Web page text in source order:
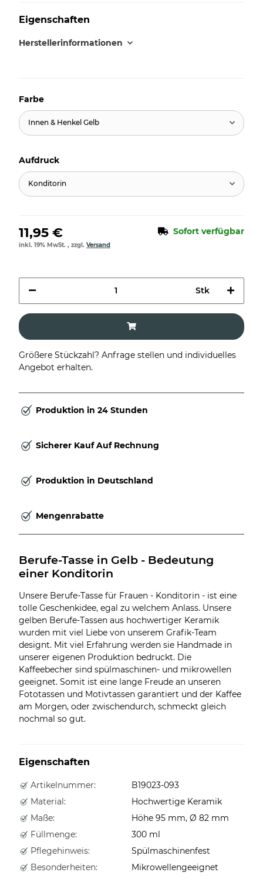
Eigenschaften
Herstellerinformationen
Farbe
Innen & Henkel Gelb
Aufdruck
Konditorin
11,95 € Sofort verfügbar
inkl. 19% MwSt. , zzgl. Versand
Stk
Größere Stückzahl? Anfrage stellen und individuelles
Angebot erhalten.
Produktion in 24 Stunden
Sicherer Kauf Auf Rechnung
Produktion in Deutschland
Mengenrabatte
Berufe-Tasse in Gelb - Bedeutung
einer Konditorin
Unsere Berufe-Tasse für Frauen - Konditorin - ist eine
tolle Geschenkidee, egal zu welchem Anlass. Unsere
gelben Berufe-Tassen aus hochwertiger Keramik
wurden mit viel Liebe von unserem Grafik-Team
designt. Mit viel Erfahrung werden sie Handmade in
unserer eigenen Produktion bedruckt. Die
Kaffeebecher sind spülmaschinen- und mikrowellen
geeignet. Somit ist eine lange Freude an unseren
Fototassen und Motivtassen garantiert und der Kaffee
am Morgen, oder zwischendurch, schmeckt gleich
nochmal so gut.
Eigenschaften
Artikelnummer:
B19023-093
Material:
Hochwertige Keramik
Maße:
Höhe 95 mm, Ø 82 mm
Füllmenge:
300 ml
Pflegehinweis:
Spülmaschinenfest
Besonderheiten:
Mikrowellengeeignet